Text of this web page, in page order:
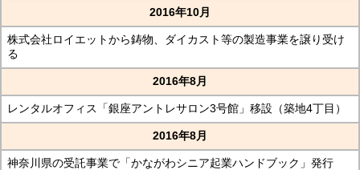
2016年10月
株式会社ロイエットから鋳物、ダイカスト等の製造事業を譲り受け
る
2016年8月
レンタルオフィス「銀座アントレサロン3号館」移設（築地4丁目）
2016年8月
神奈川県の受託事業で「かながわシニア起業ハンドブック」発行